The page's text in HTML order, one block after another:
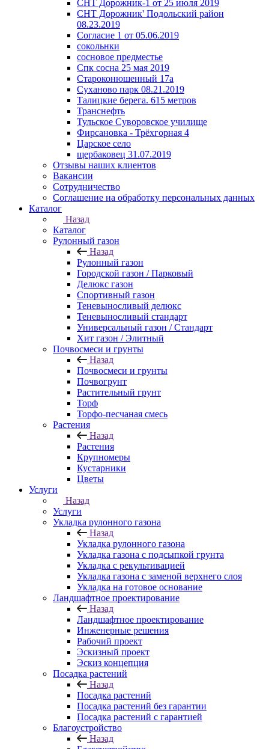
СНТ Дорожник-1 от 25 июля 2019
СНТ Дорожник' Подольский район
08.23.2019
Согласие 1 от 05.06.2019
сокольнки
сосновое предместье
Спк сосна 25 мая 2019
Староконюшенный 17а
Суханово парк 08.21.2019
Талицкие берега. 615 метров
Транснефть
Тульское Суворовское училище
Фирсановка - Трёхгорная 4
Царское село
щербаковец 31.07.2019
Отзывы наших клиентов
Вакансии
Сотрудничество
Соглашение на обработку персональных данных
Каталог
Назад
Каталог
Рулонный газон
Назад
Рулонный газон
Городской газон / Парковый
Делюкс газон
Спортивный газон
Теневыносливый делюкс
Теневыносливый стандарт
Универсальный газон / Стандарт
Хит газон / Элитный
Почвосмеси и грунты
Назад
Почвосмеси и грунты
Почвогрунт
Растительный грунт
Торф
Торфо-песчаная смесь
Растения
Назад
Растения
Крупномеры
Кустарники
Цветы
Услуги
Назад
Услуги
Укладка рулонного газона
Назад
Укладка рулонного газона
Укладка газона с подсыпкой грунта
Укладка с рекультивацией
Укладка газона с заменой верхнего слоя
Укладка на готовое основание
Ландшафтное проектирование
Назад
Ландшафтное проектирование
Инженерные решения
Рабочий проект
Эскизный проект
Эскиз концепция
Посадка растений
Назад
Посадка растений
Посадка растений без гарантии
Посадка растений с гарантией
Благоустройство
Назад